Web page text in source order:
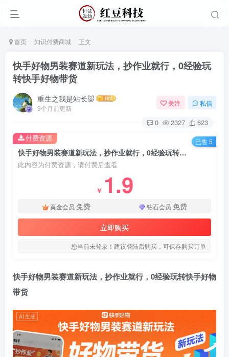
首页 知识付费商城 正文
快手好物男装赛道新玩法，抄作业就行，0经验玩
转快手好物带货
重生之我是站长🐷
9个月前更新
关注 私信
0 2327 623
快手好物男装赛道新玩法，抄作业就行，0经验玩转快手好物带货
此内容为付费资源，请付费后查看
￥ 1.9
黄金会员 免费 钻石会员 免费
立即购买
您当前未登录！建议登陆后购买，可保存购买订单
付费资源 已售 5
快手好物男装赛道新玩法，抄作业就行，0经验玩转快手好物
带货